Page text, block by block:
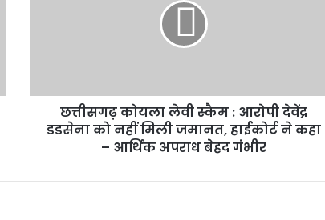
छत्तीसगढ़ कोयला लेवी स्कैम : आरोपी देवेंद्र
डडसेना को नहीं मिली जमानत, हाईकोर्ट ने कहा
– आर्थिक अपराध बेहद गंभीर